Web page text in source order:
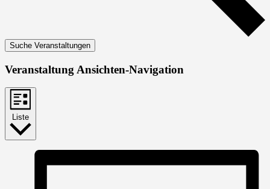
Suche Veranstaltungen
Veranstaltung Ansichten-Navigation
Liste